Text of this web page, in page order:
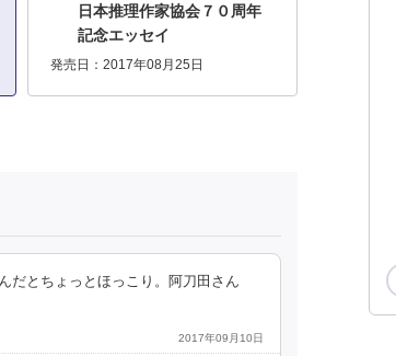
日本推理作家協会７０周年
記念エッセイ
発売日：2017年08月25日
だとちょっとほっこり。阿刀田さん
2017年09月10日